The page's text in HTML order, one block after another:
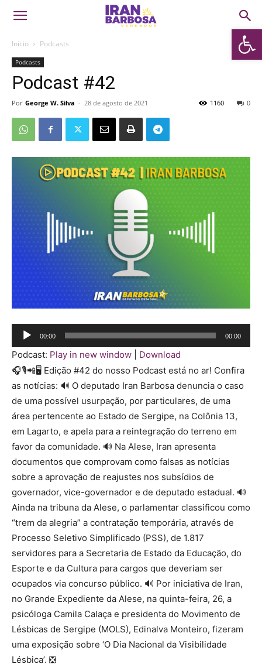
Abrir
Início Podcasts
Podcasts
Podcast #42
Por George W. Silva - 28 de agosto de 2021 0
1160
Tocador
de
áudio
00:00 00:00
Podcast: Play in new window
Download
🎧🎙️📲🖥️ Edição #42 do nosso Podcast está no ar! Confira
as notícias: 🔊 O deputado Iran Barbosa denuncia o caso
de uma possível usurpação, por particulares, de uma
área pertencente ao Estado de Sergipe, na Colônia 13,
em Lagarto, e apela para a reintegração do terreno em
favor da comunidade. 🔊 Na Alese, Iran apresenta
documentos que comprovam como falsas as notícias
sobre a aprovação de reajustes nos subsídios de
governador, vice-governador e de deputado estadual. 🔊
Ainda na tribuna da Alese, o parlamentar classificou como
“trem da alegria” a contratação temporária, através de
Processo Seletivo Simplificado (PSS), de 1.817
servidores para a Secretaria de Estado da Educação, do
Esporte e da Cultura para cargos que deveriam ser
ocupados via concurso público. 🔊 Por iniciativa de Iran,
no Grande Expediente da Alese, na quinta-feira, 26, a
psicóloga Camila Calaça e presidenta do Movimento de
Lésbicas de Sergipe (MOLS), Edinalva Monteiro, fizeram
uma exposição sobre ‘O Dia Nacional da Visibilidade
Lésbica’. ❎